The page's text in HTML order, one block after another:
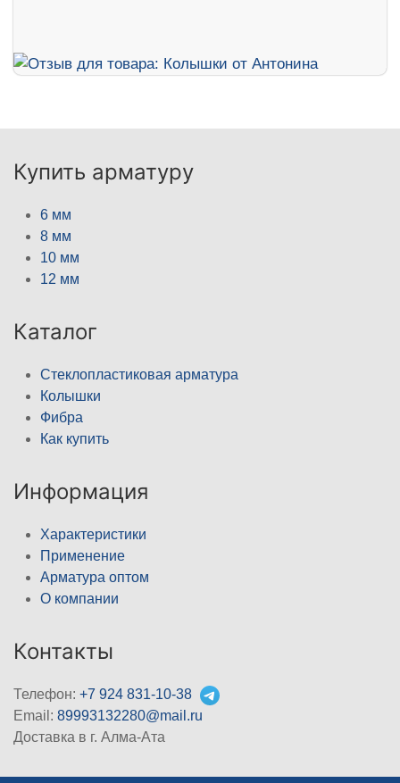
Купить арматуру
6 мм
8 мм
10 мм
12 мм
Каталог
Стеклопластиковая арматура
Колышки
Фибра
Как купить
Информация
Характеристики
Применение
Арматура оптом
О компании
Контакты
Телефон: +7 924 831-10-38
Email: 89993132280@mail.ru
Доставка в г. Алма-Ата